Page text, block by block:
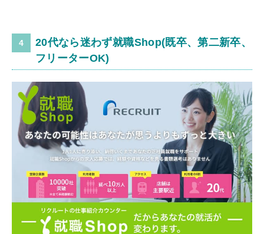
20代なら迷わず就職Shop(既卒、第二新卒、
フリーターOK)